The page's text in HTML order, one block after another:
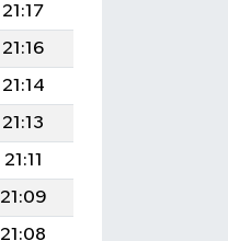
21:17
21:16
21:14
21:13
21:11
21:09
21:08